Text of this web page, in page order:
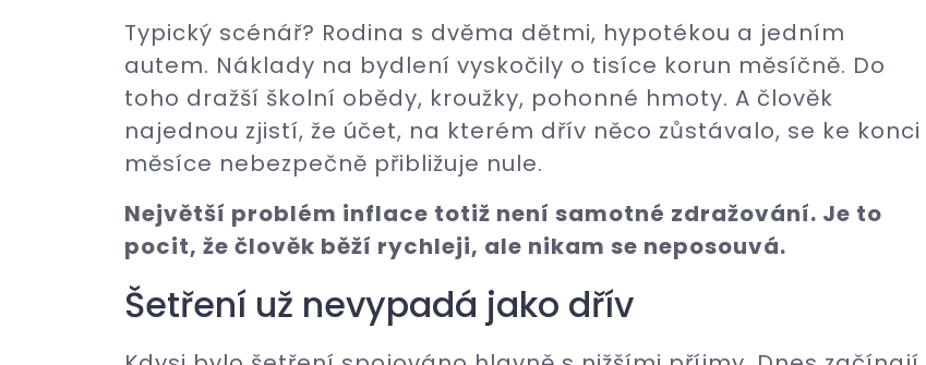
Typický scénář? Rodina s dvěma dětmi, hypotékou a jedním
autem. Náklady na bydlení vyskočily o tisíce korun měsíčně. Do
toho dražší školní obědy, kroužky, pohonné hmoty. A člověk
najednou zjistí, že účet, na kterém dřív něco zůstávalo, se ke konci
měsíce nebezpečně přibližuje nule.
Největší problém inflace totiž není samotné zdražování. Je to
pocit, že člověk běží rychleji, ale nikam se neposouvá.
Šetření už nevypadá jako dřív